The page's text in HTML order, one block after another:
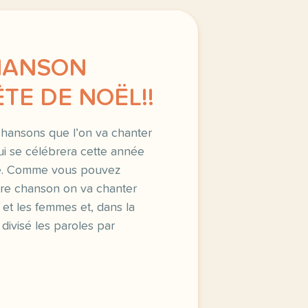
DE NOËL!!
que l’on va chanter
se célébrera cette année
Comme vous pouvez
chanson on va chanter
les femmes et, dans la
les paroles par